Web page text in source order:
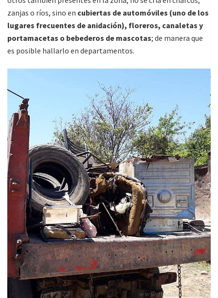
zanjas o ríos, sino en cubiertas de automóviles (uno de los
lugares frecuentes de anidación), floreros, canaletas y
portamacetas o bebederos de mascotas; de manera que
es posible hallarlo en departamentos.